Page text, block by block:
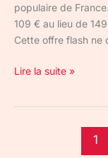
populaire de
109 € au lieu de
Cette offre flash ne
Lire la suite »
1